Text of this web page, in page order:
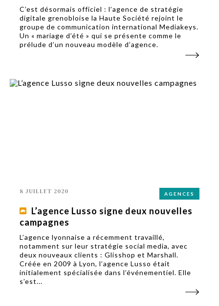
C’est désormais officiel : l’agence de stratégie
digitale grenobloise la Haute Société rejoint le
groupe de communication international Mediakeys.
Un « mariage d’été » qui se présente comme le
prélude d’un nouveau modèle d’agence.
AGENCES
8 JUILLET 2020
L’agence Lusso signe deux nouvelles
campagnes
L’agence lyonnaise a récemment travaillé,
notamment sur leur stratégie social media, avec
deux nouveaux clients : Glisshop et Marshall.
Créée en 2009 à Lyon, l’agence Lusso était
initialement spécialisée dans l’événementiel. Elle
s’est...